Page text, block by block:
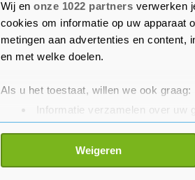
Wij en onze 1022 partners verwerken
cookies om informatie op uw apparaat
metingen aan advertenties en content,
en met welke doelen.
Als u het toestaat, willen we ook graag:
Informatie verzamelen over uw
Uw apparaat identificeren door
Lees meer over hoe uw persoonlijke
toestemming op elk moment wijzigen
Weigeren
In de Nederlandse competitie
cao op maat gemaakt voor hun